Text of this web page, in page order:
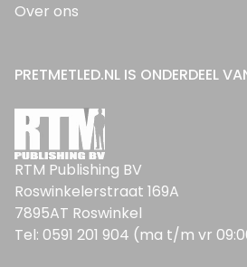
Over ons
PRETMETLED.NL IS ONDERDEEL
RTM Publishing BV
Roswinkelerstraat 169A
7895AT Roswinkel
Tel: 0591 201 904 (ma t/m vr